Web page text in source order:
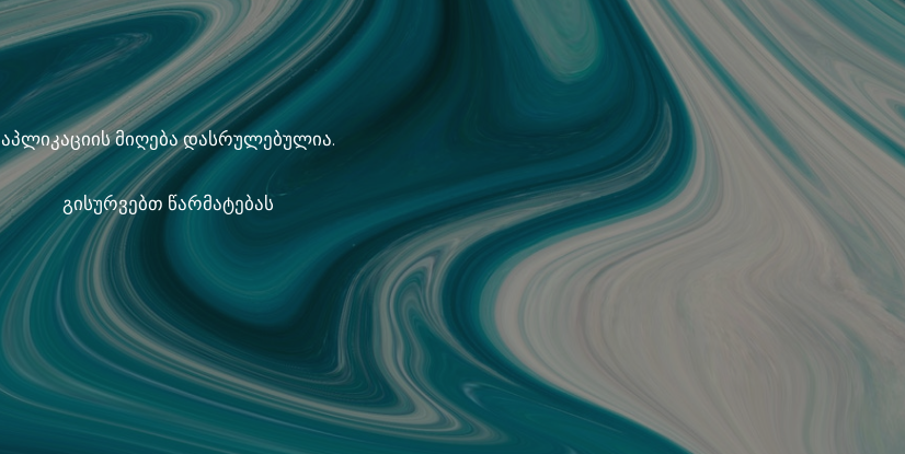
აპლიკაციის მიღება დასრულებულია.
გისურვებთ წარმატებას